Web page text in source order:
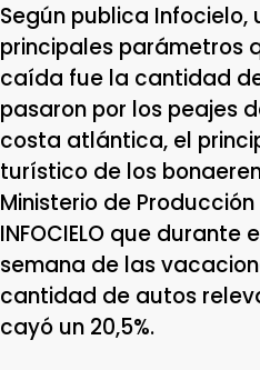
Según publica Infocielo,
principales parámetros
caída fue la cantidad
pasaron por los peajes
costa atlántica, el
turístico de los
Ministerio de
INFOCIELO que durante
semana de las
cantidad de autos
cayó un 20,5%.